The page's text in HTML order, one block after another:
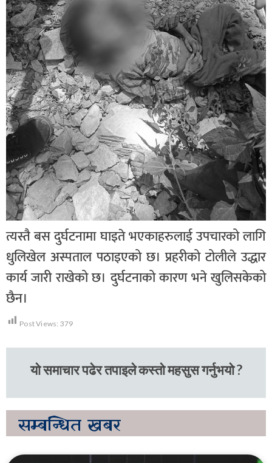
त्यस्तै बस दुर्घटनामा घाइते भएकाहरुलाई उपचारको लागि
धुलिखेल अस्पताल पठाइएको छ। प्रहरीको टोलीले उद्धार
कार्य जारी राखेको छ। दुर्घटनाको कारण भने खुलिसकेको
छैन।
Post Views: 379
यो समाचार पढेर तपाइले कस्तो महसुस गर्नुभयो ?
सम्बन्धित खबर